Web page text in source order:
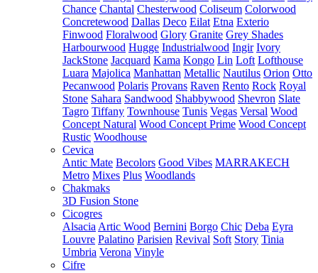
Chance Chantal Chesterwood Coliseum Colorwood
Concretewood Dallas Deco Eilat Etna Exterio
Finwood Floralwood Glory Granite Grey Shades
Harbourwood Hugge Industrialwood Ingir Ivory
JackStone Jacquard Kama Kongo Lin Loft Lofthouse
Luara Majolica Manhattan Metallic Nautilus Orion Otto
Pecanwood Polaris Provans Raven Rento Rock Royal
Stone Sahara Sandwood Shabbywood Shevron Slate
Tagro Tiffany Townhouse Tunis Vegas Versal Wood
Concept Natural Wood Concept Prime Wood Concept
Rustic Woodhouse
Cevica
Antic Mate Becolors Good Vibes MARRAKECH
Metro Mixes Plus Woodlands
Chakmaks
3D Fusion Stone
Cicogres
Alsacia Artic Wood Bernini Borgo Chic Deba Eyra
Louvre Palatino Parisien Revival Soft Story Tinia
Umbria Verona Vinyle
Cifre